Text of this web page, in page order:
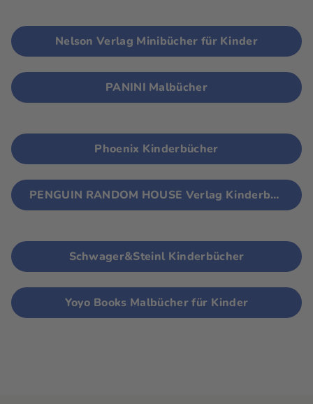
Nelson Verlag Minibücher für Kinder
PANINI Malbücher
Phoenix Kinderbücher
PENGUIN RANDOM HOUSE Verlag Kinderbücher
Schwager&Steinl Kinderbücher
Yoyo Books Malbücher für Kinder